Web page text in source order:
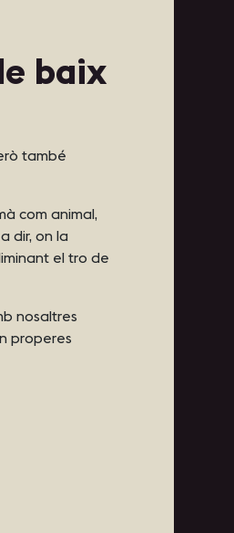
baix
també
com animal,
dir, on la
el tro de
nosaltres
properes